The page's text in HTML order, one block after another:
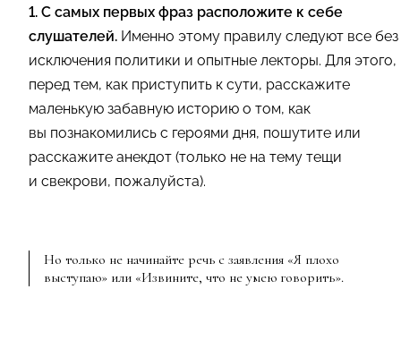
1. С самых первых фраз расположите к себе
слушателей. Именно этому правилу следуют все без
исключения политики и опытные лекторы. Для этого,
перед тем, как приступить к сути, расскажите
маленькую забавную историю о том, как
вы познакомились с героями дня, пошутите или
расскажите анекдот (только не на тему тещи
и свекрови, пожалуйста).
Но только не начинайте речь с заявления «Я плохо
выступаю» или «Извините, что не умею говорить».